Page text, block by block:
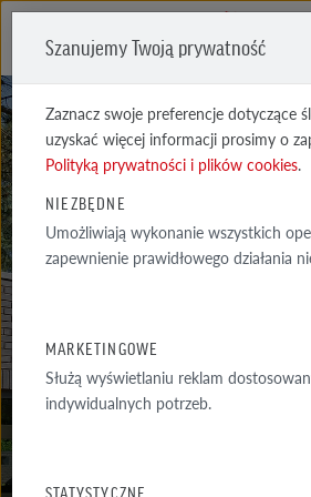
Szanujemy Twoją prywatność
Zaznacz swoje preferencje dotyczące
uzyskać więcej informacji prosimy o
Polityką prywatności i plików cookies.
NIEZBĘDNE
Umożliwiają wykonanie wszystkich
zapewnienie prawidłowego działania
MARKETINGOWE
Służą wyświetlaniu reklam
indywidualnych potrzeb.
STATYSTYCZNE